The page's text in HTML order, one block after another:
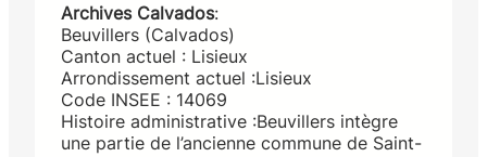
Archives Calvados:
Beuvillers (Calvados)
Canton actuel : Lisieux
Arrondissement actuel :Lisieux
Code INSEE : 14069
Histoire administrative :Beuvillers intègre
une partie de l’ancienne commune de Saint-